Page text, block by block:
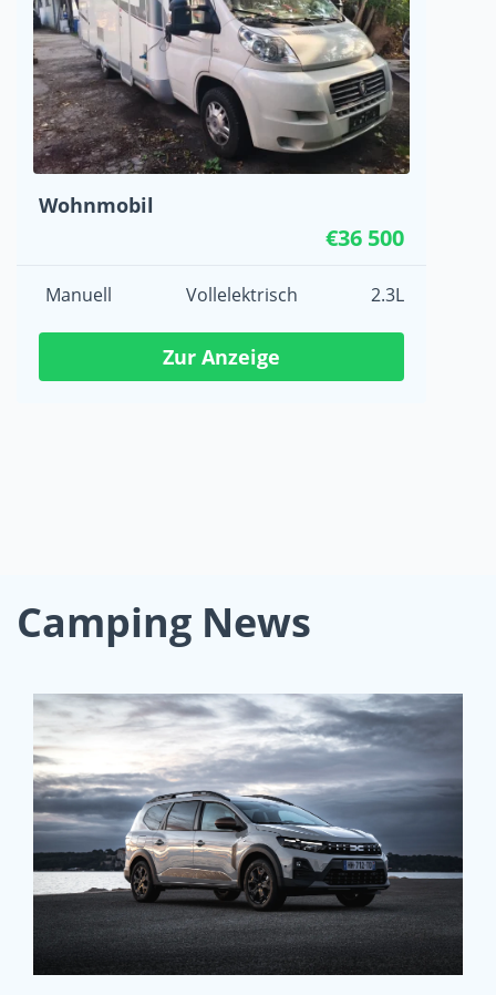
Wohnmobil
€36 500
Manuell Vollelektrisch 2.3L
Zur Anzeige
Camping News